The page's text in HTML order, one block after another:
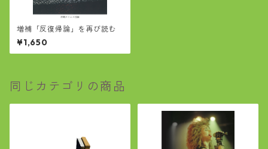
増補「反復帰論」を再び読む
¥1,650
同じカテゴリの商品